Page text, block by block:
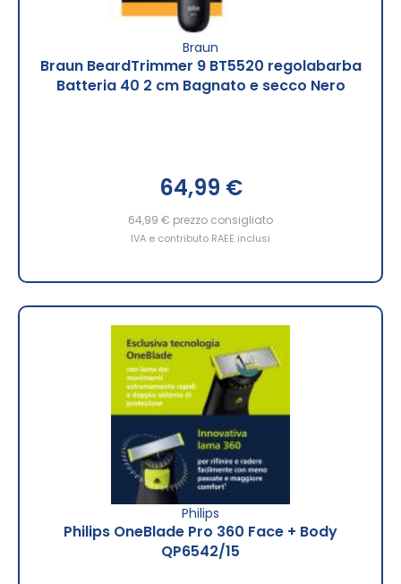
Braun
Braun BeardTrimmer 9 BT5520 regolabarba
Batteria 40 2 cm Bagnato e secco Nero
64,99 €
64,99 € prezzo consigliato
IVA e contributo RAEE inclusi
Philips
Philips OneBlade Pro 360 Face + Body
QP6542/15